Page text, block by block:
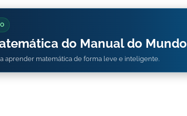
do Manual do Mundo
aprender matemática de forma leve e inteligente.